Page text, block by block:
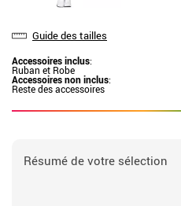
Guide des tailles
Accessoires inclus:
Ruban et Robe
Accessoires non inclus:
Reste des accessoires
Résumé de votre sélection